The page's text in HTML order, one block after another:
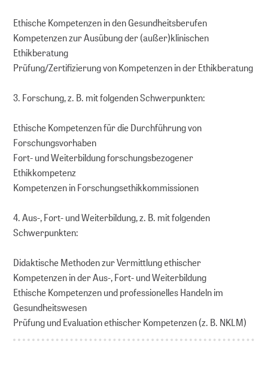
Ethische Kompetenzen in den Gesundheitsberufen
Kompetenzen zur Ausübung der (außer)klinischen
Ethikberatung
Prüfung/Zertifizierung von Kompetenzen in der Ethikberatung
3. Forschung, z. B. mit folgenden Schwerpunkten:
Ethische Kompetenzen für die Durchführung von
Forschungsvorhaben
Fort- und Weiterbildung forschungsbezogener
Ethikkompetenz
Kompetenzen in Forschungsethikkommissionen
4. Aus-, Fort- und Weiterbildung, z. B. mit folgenden
Schwerpunkten:
Didaktische Methoden zur Vermittlung ethischer
Kompetenzen in der Aus-, Fort- und Weiterbildung
Ethische Kompetenzen und professionelles Handeln im
Gesundheitswesen
Prüfung und Evaluation ethischer Kompetenzen (z. B. NKLM)